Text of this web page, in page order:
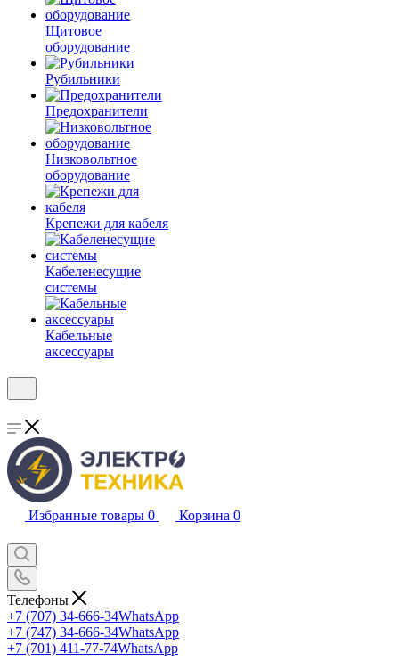
Щитовое
оборудование
Рубильники
Предохранители
Низковольтное
оборудование
Крепежи для кабеля
Кабеленесущие
системы
Кабельные
аксессуары
Избранные товары 0 Корзина 0
Телефоны
+7 (707) 34-666-34WhatsApp
+7 (747) 34-666-34WhatsApp
+7 (701) 411-77-74WhatsApp